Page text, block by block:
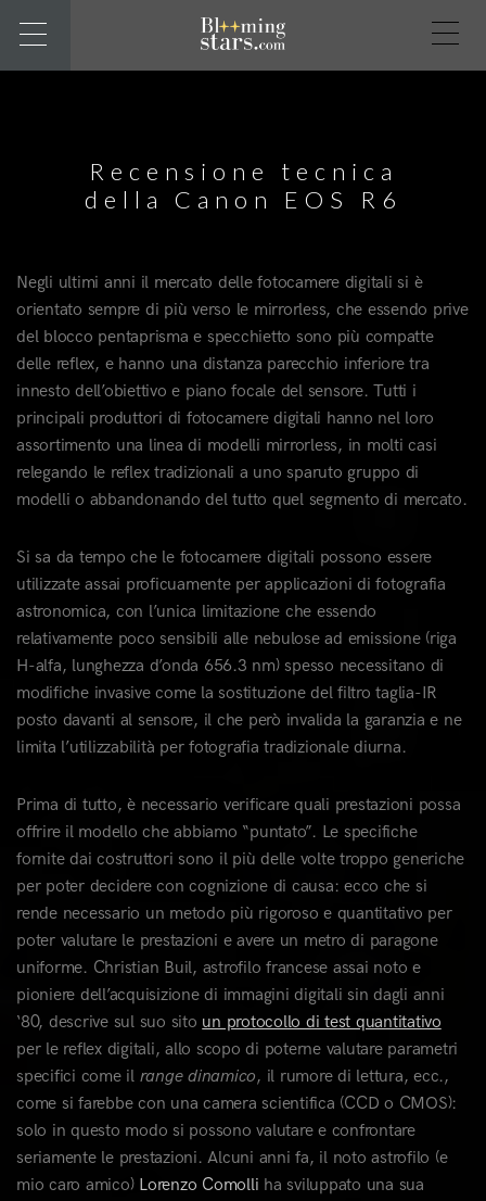
Recensione tecnica
della Canon EOS R6
Negli ultimi anni il mercato delle fotocamere digitali si è
orientato sempre di più verso le mirrorless, che essendo prive
del blocco pentaprisma e specchietto sono più compatte
delle reflex, e hanno una distanza parecchio inferiore tra
innesto dell’obiettivo e piano focale del sensore. Tutti i
principali produttori di fotocamere digitali hanno nel loro
assortimento una linea di modelli mirrorless, in molti casi
relegando le reflex tradizionali a uno sparuto gruppo di
modelli o abbandonando del tutto quel segmento di mercato.
Si sa da tempo che le fotocamere digitali possono essere
utilizzate assai proficuamente per applicazioni di fotografia
astronomica, con l’unica limitazione che essendo
relativamente poco sensibili alle nebulose ad emissione (riga
H-alfa, lunghezza d’onda 656.3 nm) spesso necessitano di
modifiche invasive come la sostituzione del filtro taglia-IR
posto davanti al sensore, il che però invalida la garanzia e ne
limita l’utilizzabilità per fotografia tradizionale diurna.
Prima di tutto, è necessario verificare quali prestazioni possa
offrire il modello che abbiamo “puntato”. Le specifiche
fornite dai costruttori sono il più delle volte troppo generiche
per poter decidere con cognizione di causa: ecco che si
rende necessario un metodo più rigoroso e quantitativo per
poter valutare le prestazioni e avere un metro di paragone
uniforme. Christian Buil, astrofilo francese assai noto e
pioniere dell’acquisizione di immagini digitali sin dagli anni
‘80, descrive sul suo sito un protocollo di test quantitativo
per le reflex digitali, allo scopo di poterne valutare parametri
specifici come il range dinamico, il rumore di lettura, ecc.,
come si farebbe con una camera scientifica (CCD o CMOS):
solo in questo modo si possono valutare e confrontare
seriamente le prestazioni. Alcuni anni fa, il noto astrofilo (e
mio caro amico)Lorenzo Comolli ha sviluppato una sua